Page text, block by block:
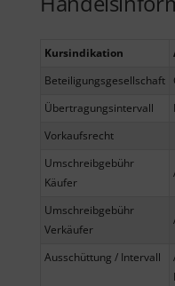
Kursindikation
Beteiligungsgesellschaft
Übertragungsintervall
Vorkaufsrecht
Umschreibgebühr
Käufer
Umschreibgebühr
Verkäufer
Ausschüttung / Intervall